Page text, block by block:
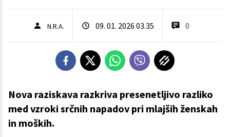
N.R.A. 09. 01. 2026 03.35 0
Nova raziskava razkriva presenetljivo razliko
med vzroki srčnih napadov pri mlajših ženskah
in moških.